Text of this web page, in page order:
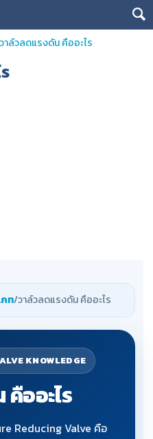
วาล์วลดแรงดัน คืออะไร
ภท/วาล์วลดแรงดัน คืออะไร
KNOWLEDGE
ออะไร
Reducing Valve คือ